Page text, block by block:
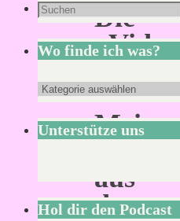
Die
„Video
–
Mein
aus
den
Suchen
nach:
Wo finde ich was?
Wo
finde
ich
Unterstütze uns
Hol dir den Podcast